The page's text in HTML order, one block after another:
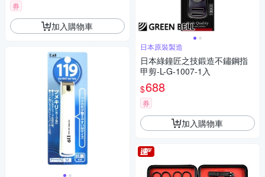
券
加入購物車
日本原裝製造
日本綠鐘匠之技鍛造不鏽鋼指
甲剪-L-G-1007-1入
$688
券
加入購物車